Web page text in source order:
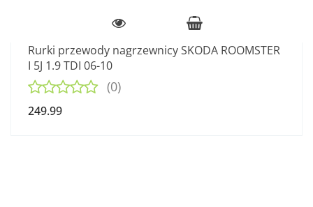
Rurki przewody nagrzewnicy SKODA ROOMSTER
I 5J 1.9 TDI 06-10
(0)
249.99